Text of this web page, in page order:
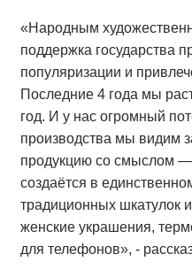
«Народным
поддержка государства
популяризации и
Последние 4 года мы
год. И у нас огромный
производства мы видим
продукцию со смыслом
создаётся в
традиционных шкатулок
женские украшения,
для телефонов», -